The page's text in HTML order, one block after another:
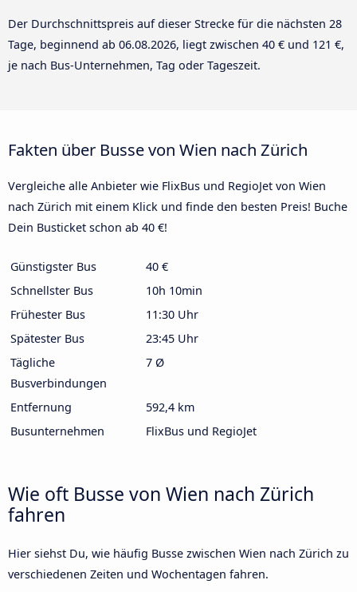
Der Durchschnittspreis auf dieser Strecke für die nächsten 28
Tage, beginnend ab 06.08.2026, liegt zwischen 40 € und 121 €,
je nach Bus-Unternehmen, Tag oder Tageszeit.
Fakten über Busse von Wien nach Zürich
Vergleiche alle Anbieter wie FlixBus und RegioJet von Wien
nach Zürich mit einem Klick und finde den besten Preis! Buche
Dein Busticket schon ab 40 €!
Günstigster Bus
40 €
Schnellster Bus
10h 10min
Frühester Bus
11:30 Uhr
Spätester Bus
23:45 Uhr
Tägliche
Busverbindungen
7 Ø
Entfernung
592,4 km
Busunternehmen
FlixBus und RegioJet
Wie oft Busse von Wien nach Zürich
fahren
Hier siehst Du, wie häufig Busse zwischen Wien nach Zürich zu
verschiedenen Zeiten und Wochentagen fahren.